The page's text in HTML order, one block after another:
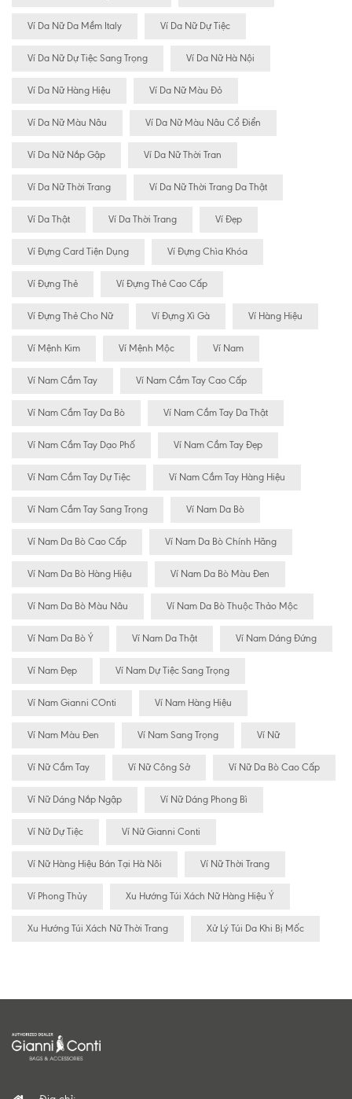
Ví Da Nữ Da Mềm Italy Ví Da Nữ Dự Tiệc
Ví Da Nữ Dự Tiệc Sang Trọng Ví Da Nữ Hà Nội
Ví Da Nữ Hàng Hiệu Ví Da Nữ Màu Đỏ
Ví Da Nữ Màu Nâu Ví Da Nữ Màu Nâu Cổ Điển
Ví Da Nữ Nắp Gập Ví Da Nữ Thời Tran
Ví Da Nữ Thời Trang Ví Da Nữ Thời Trang Da Thật
Ví Da Thật Ví Da Thời Trang Ví Đẹp
Ví Đựng Card Tiện Dụng Ví Đựng Chìa Khóa
Ví Đựng Thẻ Ví Đựng Thẻ Cao Cấp
Ví Đựng Thẻ Cho Nữ Ví Đựng Xì Gà Ví Hàng Hiệu
Ví Mệnh Kim Ví Mệnh Mộc Ví Nam
Ví Nam Cầm Tay Ví Nam Cầm Tay Cao Cấp
Ví Nam Cầm Tay Da Bò Ví Nam Cầm Tay Da Thật
Ví Nam Cầm Tay Dạo Phố Ví Nam Cầm Tay Đẹp
Ví Nam Cầm Tay Dự Tiệc Ví Nam Cầm Tay Hàng Hiệu
Ví Nam Cầm Tay Sang Trọng Ví Nam Da Bò
Ví Nam Da Bò Cao Cấp Ví Nam Da Bò Chính Hãng
Ví Nam Da Bò Hàng Hiệu Ví Nam Da Bò Màu Đen
Ví Nam Da Bò Màu Nâu Ví Nam Da Bò Thuộc Thảo Mộc
Ví Nam Da Bò Ý Ví Nam Da Thật Ví Nam Dáng Đứng
Ví Nam Đẹp Ví Nam Dự Tiệc Sang Trọng
Ví Nam Gianni COnti Ví Nam Hàng Hiệu
Ví Nam Màu Đen Ví Nam Sang Trọng Ví Nữ
Ví Nữ Cầm Tay Ví Nữ Công Sở Ví Nữ Da Bò Cao Cấp
Ví Nữ Dáng Nắp Ngập Ví Nữ Dáng Phong Bì
Ví Nữ Dự Tiệc Ví Nữ Gianni Conti
Ví Nữ Hàng Hiệu Bán Tại Hà Nôi Ví Nữ Thời Trang
Ví Phong Thủy Xu Hướng Túi Xách Nữ Hàng Hiệu Ý
Xu Hướng Túi Xách Nữ Thời Trang Xử Lý Túi Da Khi Bị Mốc